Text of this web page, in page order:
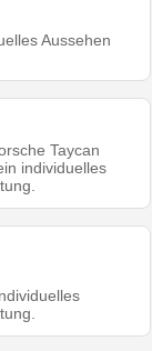
Aussehen
Taycan
individuelles